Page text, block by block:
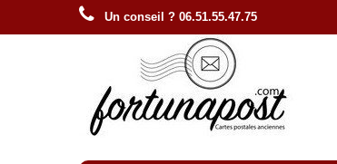
Un conseil ? 06.51.55.47.75